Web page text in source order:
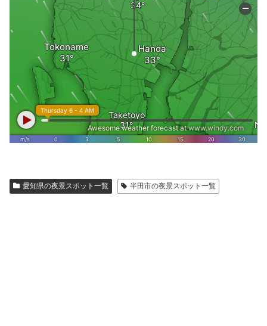
愛知県の夜景スポット一覧 半田市の夜景スポット一覧